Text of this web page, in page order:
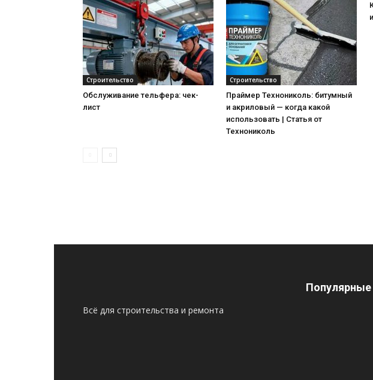
Строительство
Обслуживание тельфера: чек-
лист
Строительство
Праймер Технониколь: битумный
и акриловый — когда какой
использовать | Статья от
Технониколь
Всё для строительства и ремонта